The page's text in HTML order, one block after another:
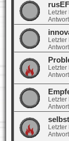
Letzter
Letzter
Letzter
Letzter
Letzter